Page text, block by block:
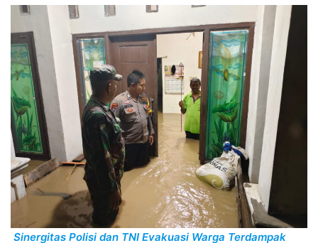
Sinergitas Polisi dan TNI Evakuasi Warga Terdampak